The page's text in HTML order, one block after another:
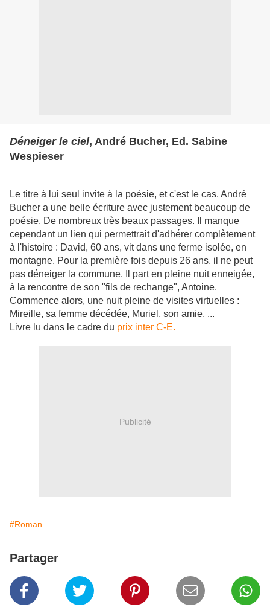
Déneigerle ciel, André Bucher, Ed. Sabine
Wespieser
Le titre à lui seul invite à la poésie, et c'est le cas. André
Bucher a une belle écriture avec justement beaucoup de
poésie. De nombreux très beaux passages. Il manque
cependant un lien qui permettrait d'adhérer complètement
à l'histoire : David, 60 ans, vit dans une ferme isolée, en
montagne. Pour la première fois depuis 26 ans, il ne peut
pas déneiger la commune. Il part en pleine nuit enneigée,
à la rencontre de son "fils de rechange", Antoine.
Commence alors, une nuit pleine de visites virtuelles :
Mireille, sa femme décédée, Muriel, son amie, ...
Livre lu dans le cadre du prix inter C-E.
Publicité
#Roman
Partager